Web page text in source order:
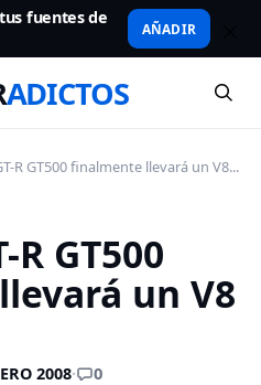
fuentes de
AÑADIR
ADICTOS
R GT500 finalmente llevará un V8...
R GT500
un V8
2008· 0